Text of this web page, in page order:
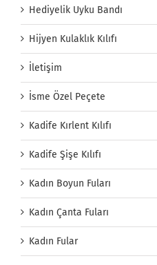
Hediyelik Uyku Bandı
Hijyen Kulaklık Kılıfı
İletişim
İsme Özel Peçete
Kadife Kırlent Kılıfı
Kadife Şişe Kılıfı
Kadın Boyun Fuları
Kadın Çanta Fuları
Kadın Fular